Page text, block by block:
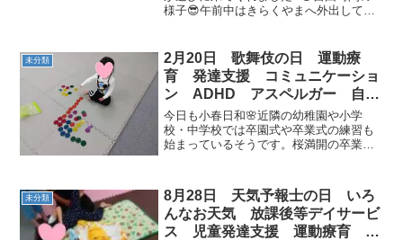
らい市 坂東市 守谷市
様子😎午前中はきらくやまへ外出してき
ましょう❕今日の運動のテーマは『海軍記
念日』です✨海軍記念...
未分類
2月20日 歌舞伎の日 運動療
育 発達支援 コミュニケーショ
ン ADHD アスペルガー 自閉
症 ダウン症 放課後等デイサー
ビス 児童発達支援 常総市 つ
くばみらい市 坂東市 守谷市
今日も小春日和🌸近隣の幼稚園や小学
校・中学校では卒園式や卒業式の練習も
始まっているそうです。桜満開の卒業式
のお友達も仲間入り☆彡仲良く元気にた
くさん！体を動かし...
未分類
8月28日 天気予報士の日 いろ
んなお天気 放課後等デイサービ
ス 児童発達支援 運動療育 常